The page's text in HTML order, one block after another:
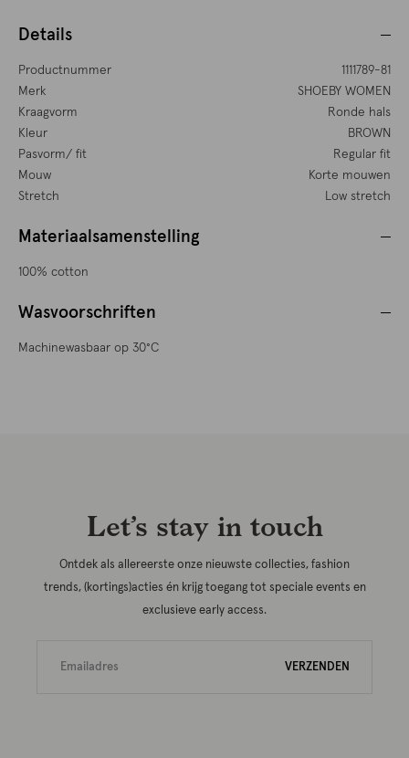
Details
Productnummer
1111789-81
Merk
SHOEBY WOMEN
Kraagvorm
Ronde hals
Kleur
BROWN
Pasvorm/ fit
Regular fit
Mouw
Korte mouwen
Stretch
Low stretch
Materiaalsamenstelling
100% cotton
Wasvoorschriften
Machinewasbaar op 30°C
Let’s stay in touch
Ontdek als allereerste onze nieuwste collecties, fashion
trends, (kortings)acties én krijg toegang tot speciale events en
exclusieve early access.
VERZENDEN